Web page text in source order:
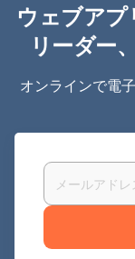
ウェブア
リーダー
オンラインで電